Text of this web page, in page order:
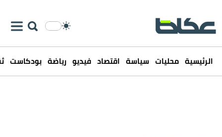
الرئيسية محليات سياسة اقتصاد فيديو رياضة بودكاست